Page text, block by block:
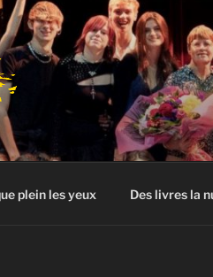
plein les yeux Des livres la